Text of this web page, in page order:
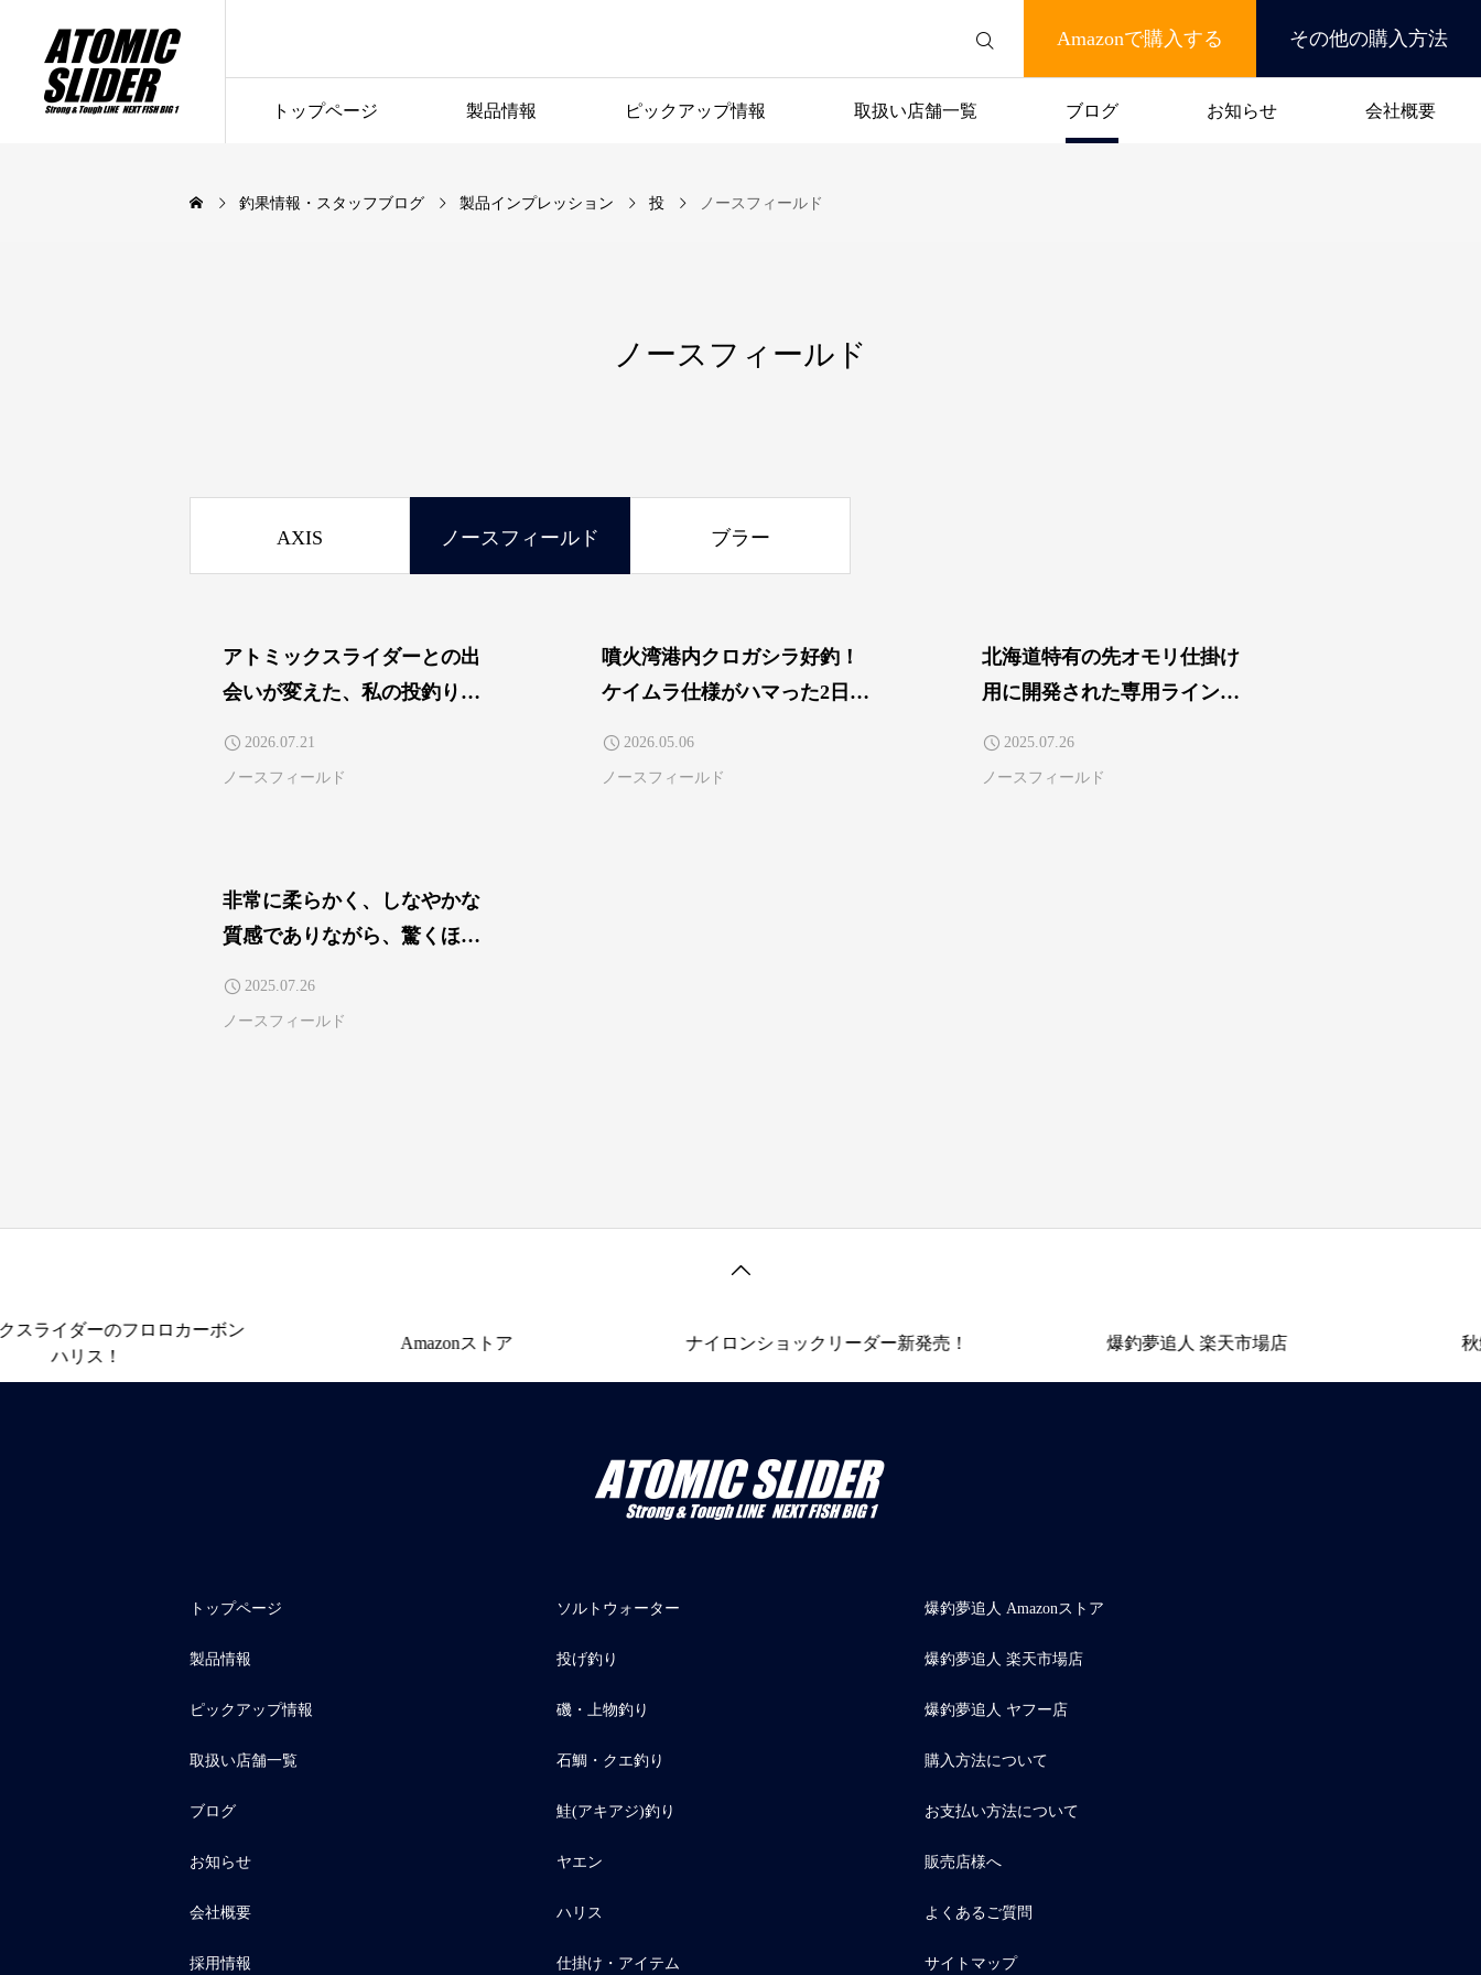
Amazonで購入する その他の購入方法
トップページ 製品情報 ピックアップ情報 取扱い店舗一覧 ブログ お知らせ 会社概要
釣果情報・スタッフブログ 製品インプレッション 投 ノースフィールド
ノースフィールド
AXIS ノースフィールド ブラー
アトミックスライダーとの出
会いが変えた、私の投釣りス
2026.07.21
ノースフィールド
噴火湾港内クロガシラ好釣！
ケイムラ仕様がハマった2日
2026.05.06
ノースフィールド
北海道特有の先オモリ仕掛け
用に開発された専用ライン！
2025.07.26
ノースフィールド
非常に柔らかく、しなやかな
質感でありながら、驚くほど
2025.07.26
ノースフィールド
ライダーのフロロカーボン
ハリス！
Amazonストア ナイロンショックリーダー新発売！ 爆釣夢追人 楽天市場店 秋
トップページ
製品情報
ピックアップ情報
取扱い店舗一覧
ブログ
お知らせ
会社概要
採用情報
ソルトウォーター
投げ釣り
磯・上物釣り
石鯛・クエ釣り
鮭(アキアジ)釣り
ヤエン
ハリス
仕掛け・アイテム
爆釣夢追人 Amazonストア
爆釣夢追人 楽天市場店
爆釣夢追人 ヤフー店
購入方法について
お支払い方法について
販売店様へ
よくあるご質問
サイトマップ